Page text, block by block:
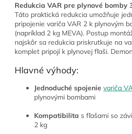
Redukcia VAR pre plynové bomby
Táto praktická redukcia umožňuje
pripojenie variča VAR 2 k plynovým
(napríklad 2 kg MEVA). Postup
najskôr sa redukcia priskrutkuje na
komplet pripojí k plynovej fľaši.
Hlavné výhody:
Jednoduché spojenie variča
plynovými bombami
Kompatibilita s fľašami so
2 kg